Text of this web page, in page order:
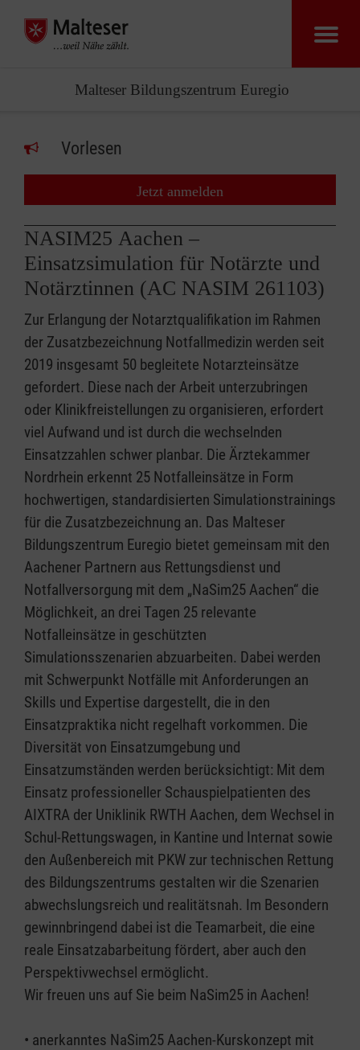
Malteser Bildungszentrum Euregio
Vorlesen
Jetzt anmelden
NASIM25 Aachen –
Einsatzsimulation für Notärzte und
Notärztinnen (AC NASIM 261103)
Zur Erlangung der Notarztqualifikation im Rahmen
der Zusatzbezeichnung Notfallmedizin werden seit
2019 insgesamt 50 begleitete Notarzteinsätze
gefordert. Diese nach der Arbeit unterzubringen
oder Klinikfreistellungen zu organisieren, erfordert
viel Aufwand und ist durch die wechselnden
Einsatzzahlen schwer planbar. Die Ärztekammer
Nordrhein erkennt 25 Notfalleinsätze in Form
hochwertigen, standardisierten Simulationstrainings
für die Zusatzbezeichnung an. Das Malteser
Bildungszentrum Euregio bietet gemeinsam mit den
Aachener Partnern aus Rettungsdienst und
Notfallversorgung mit dem „NaSim25 Aachen“ die
Möglichkeit, an drei Tagen 25 relevante
Notfalleinsätze in geschützten
Simulationsszenarien abzuarbeiten. Dabei werden
mit Schwerpunkt Notfälle mit Anforderungen an
Skills und Expertise dargestellt, die in den
Einsatzpraktika nicht regelhaft vorkommen. Die
Diversität von Einsatzumgebung und
Einsatzumständen werden berücksichtigt: Mit dem
Einsatz professioneller Schauspielpatienten des
AIXTRA der Uniklinik RWTH Aachen, dem Wechsel in
Schul-Rettungswagen, in Kantine und Internat sowie
den Außenbereich mit PKW zur technischen Rettung
des Bildungszentrums gestalten wir die Szenarien
abwechslungsreich und realitätsnah. Im Besondern
gewinnbringend dabei ist die Teamarbeit, die eine
reale Einsatzabarbeitung fördert, aber auch den
Perspektivwechsel ermöglicht.
Wir freuen uns auf Sie beim NaSim25 in Aachen!
• anerkanntes NaSim25 Aachen-Kurskonzept mit